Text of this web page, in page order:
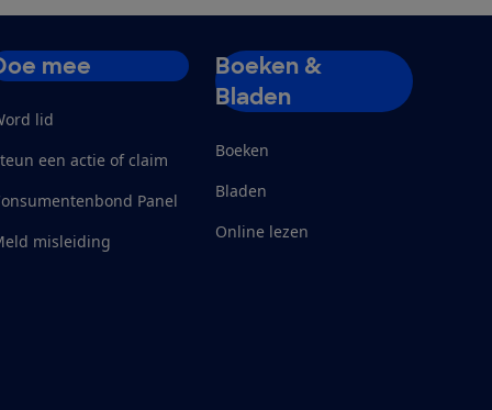
mee
lid
een actie of claim
Panel
misleiding
Boeken &
Bladen
Boeken
Bladen
Online lezen